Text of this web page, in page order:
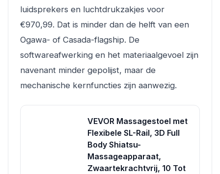
luidsprekers en luchtdrukzakjes voor
€970,99. Dat is minder dan de helft van een
Ogawa- of Casada-flagship. De
softwareafwerking en het materiaalgevoel zijn
navenant minder gepolijst, maar de
mechanische kernfuncties zijn aanwezig.
VEVOR Massagestoel met
Flexibele SL-Rail, 3D Full
Body Shiatsu-
Massageapparaat,
Zwaartekrachtvrij, 10 Tot